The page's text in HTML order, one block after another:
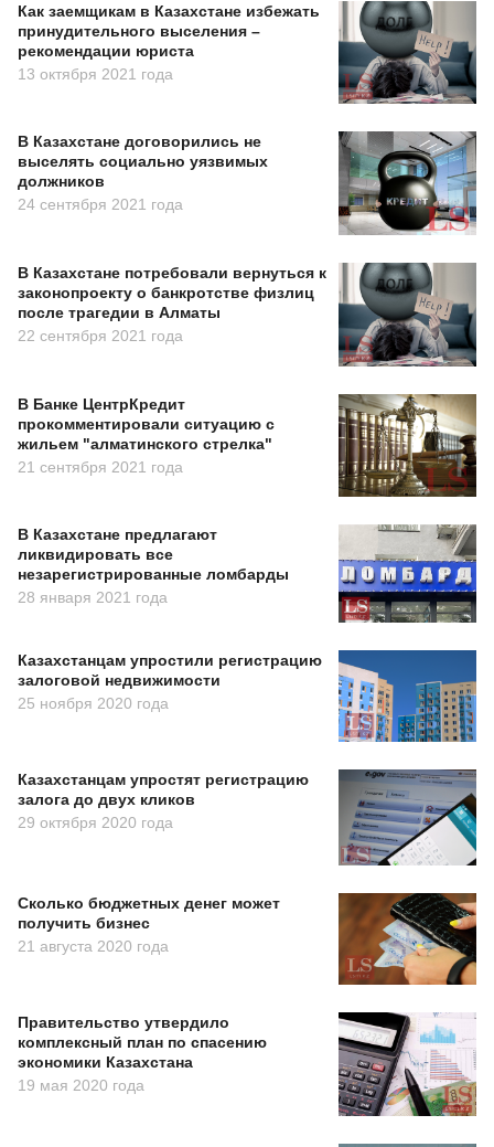
Как заемщикам в Казахстане избежать
принудительного выселения –
рекомендации юриста
13 октября 2021 года
В Казахстане договорились не
выселять социально уязвимых
должников
24 сентября 2021 года
В Казахстане потребовали вернуться к
законопроекту о банкротстве физлиц
после трагедии в Алматы
22 сентября 2021 года
В Банке ЦентрКредит
прокомментировали ситуацию с
жильем "алматинского стрелка"
21 сентября 2021 года
В Казахстане предлагают
ликвидировать все
незарегистрированные ломбарды
28 января 2021 года
Казахстанцам упростили регистрацию
залоговой недвижимости
25 ноября 2020 года
Казахстанцам упростят регистрацию
залога до двух кликов
29 октября 2020 года
Сколько бюджетных денег может
получить бизнес
21 августа 2020 года
Правительство утвердило
комплексный план по спасению
экономики Казахстана
19 мая 2020 года